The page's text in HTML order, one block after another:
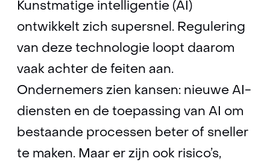
Kunstmatige intelligentie (AI)
ontwikkelt zich supersnel. Regulering
van deze technologie loopt daarom
vaak achter de feiten aan.
Ondernemers zien kansen: nieuwe AI-
diensten en de toepassing van AI om
bestaande processen beter of sneller
te maken. Maar er zijn ook risico’s,